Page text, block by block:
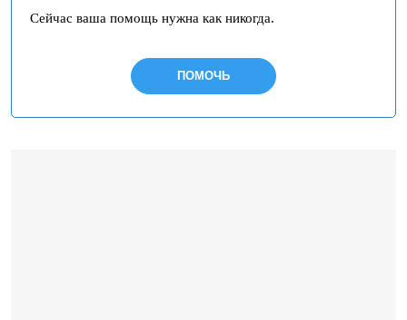
Сейчас ваша помощь нужна как никогда.
ПОМОЧЬ